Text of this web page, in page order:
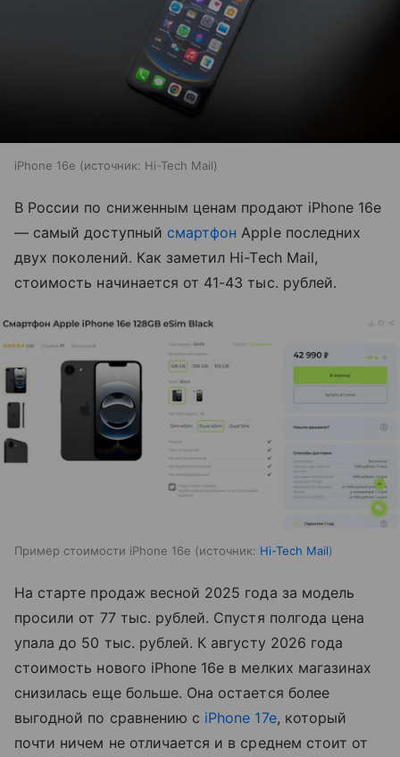
iPhone 16e источник: Hi-Tech Mail
В России по сниженным ценам продают iPhone 16e
— самый доступный смартфон Apple последних
двух поколений. Как заметил Hi-Tech Mail,
стоимость начинается от 41-43 тыс. рублей.
Пример стоимости iPhone 16e источник: Hi-Tech Mail
На старте продаж весной 2025 года за модель
просили от 77 тыс. рублей. Спустя полгода цена
упала до 50 тыс. рублей. К августу 2026 года
стоимость нового iPhone 16e в мелких магазинах
снизилась еще больше. Она остается более
выгодной по сравнению с iPhone 17e, который
почти ничем не отличается и в среднем стоит от